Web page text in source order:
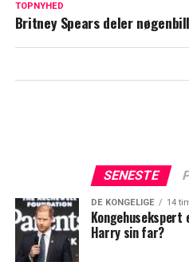
TOPNYHED
Britney Spears deler
SENESTE
DE KONGELIGE 14
Harry sin far?